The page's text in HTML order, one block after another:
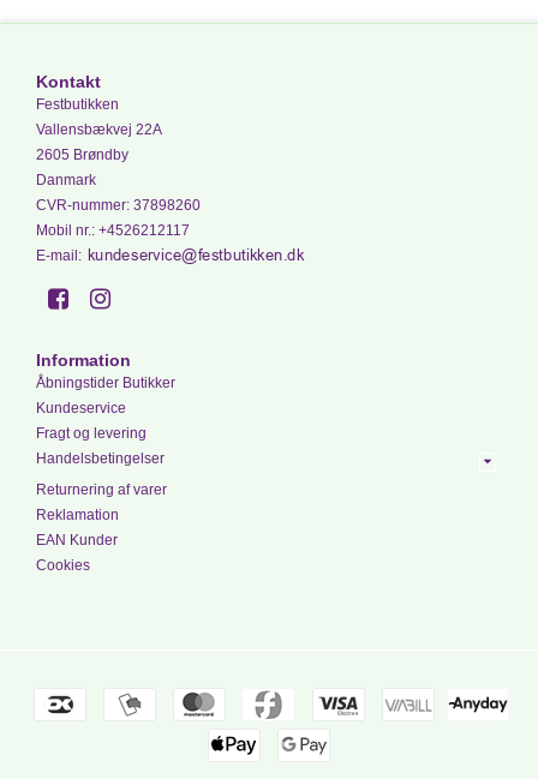
Kontakt
Festbutikken
Vallensbækvej 22A
2605 Brøndby
Danmark
CVR-nummer: 37898260
Mobil nr.: +4526212117
E-mail :
Information
Åbningstider Butikker
Kundeservice
Fragt og levering
Handelsbetingelser
Returnering af varer
Reklamation
EAN Kunder
Cookies